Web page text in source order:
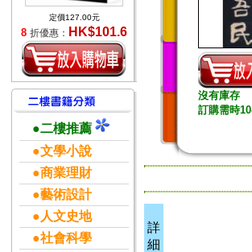
定價127.00元
8 折優惠： HK$101.6
●二樓推薦
●文學小說
●商業理財
●藝術設計
●人文史地
●社會科學
沒有庫存
訂購需時
詳
細